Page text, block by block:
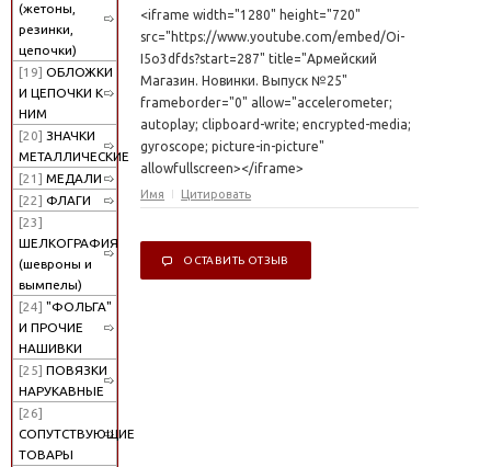
(жетоны,
резинки,
цепочки)
[19] ОБЛОЖКИ
И ЦЕПОЧКИ К
НИМ
[20] ЗНАЧКИ
МЕТАЛЛИЧЕСКИЕ
[21] МЕДАЛИ
[22] ФЛАГИ
[23]
ШЕЛКОГРАФИЯ
(шевроны и
вымпелы)
[24] "ФОЛЬГА"
И ПРОЧИЕ
НАШИВКИ
[25] ПОВЯЗКИ
НАРУКАВНЫЕ
[26]
СОПУТСТВУЮЩИЕ
ТОВАРЫ
<iframe width="1280" height="720"
src="https://www.youtube.com/embed/Oi-
I5o3dfds?start=287" title="Армейский
Магазин. Новинки. Выпуск №25"
frameborder="0" allow="accelerometer;
autoplay; clipboard-write; encrypted-media;
gyroscope; picture-in-picture"
allowfullscreen></iframe>
Имя Цитировать
ОСТАВИТЬ ОТЗЫВ